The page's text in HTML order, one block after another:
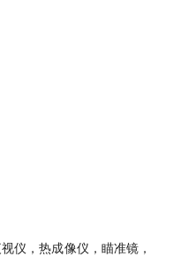
仪，热成像仪，瞄准镜，